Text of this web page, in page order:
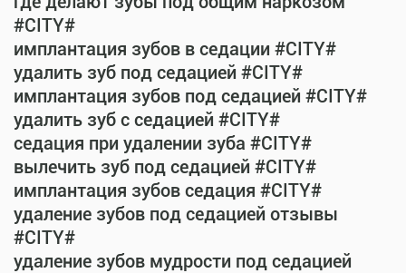
#CITY#
имплантация зубов в седации #CITY#
удалить зуб под седацией #CITY#
имплантация зубов под седацией #CITY#
удалить зуб с седацией #CITY#
седация при удалении зуба #CITY#
вылечить зуб под седацией #CITY#
имплантация зубов седация #CITY#
удаление зубов под седацией отзывы
#CITY#
удаление зубов мудрости под седацией